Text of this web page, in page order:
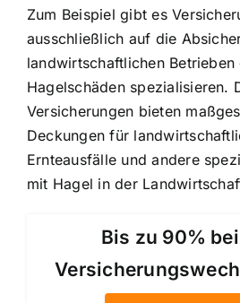
Zum Beispiel gibt es
ausschließlich auf die
landwirtschaftlichen Betrieben
Hagelschäden spezialisieren.
Versicherungen bieten
Deckungen für
Ernteausfälle und andere
mit Hagel in der
Bis zu 90%